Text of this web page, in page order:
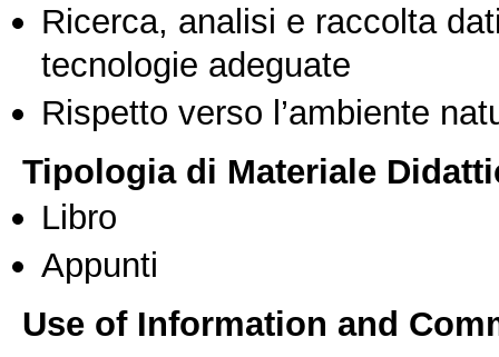
Ricerca, analisi e raccolta
tecnologie adeguate
Rispetto verso l’ambiente
Tipologia di Materiale
Libro
Appunti
Use of Information and